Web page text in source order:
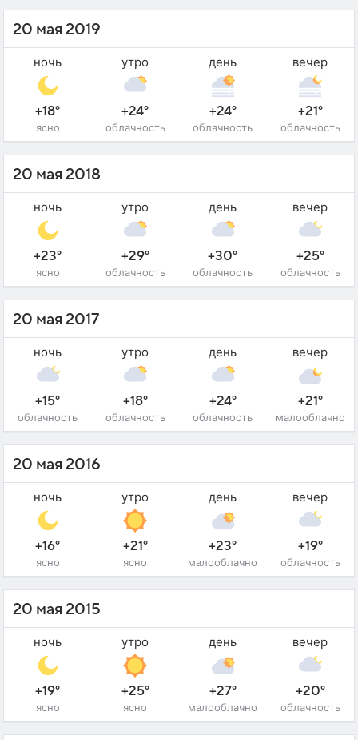
20 мая 2019
ночь
+18°
ясно
утро
+24°
облачность
день
+24°
облачность
вечер
+21°
облачность
20 мая 2018
ночь
+23°
ясно
утро
+29°
облачность
день
+30°
облачность
вечер
+25°
облачность
20 мая 2017
ночь
+15°
облачность
утро
+18°
облачность
день
+24°
облачность
вечер
+21°
малооблачно
20 мая 2016
ночь
+16°
ясно
утро
+21°
ясно
день
+23°
малооблачно
вечер
+19°
облачность
20 мая 2015
ночь
+19°
ясно
утро
+25°
ясно
день
+27°
малооблачно
вечер
+20°
облачность